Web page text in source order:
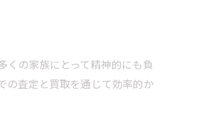
くの家族にとって精神的にも負
の査定と買取を通じて効率的か